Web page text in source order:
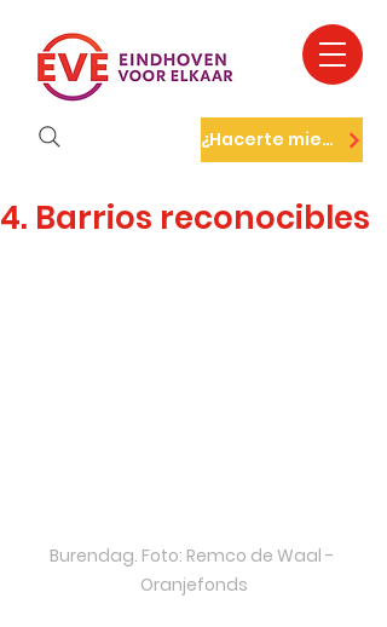
¿Hacerte miembro?
4. Barrios reconocibles
Burendag. Foto: Remco de Waal -
Oranjefonds